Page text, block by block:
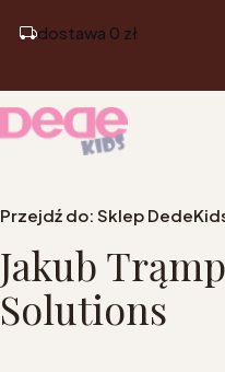
dostawa 0 zł
Przejdź do: Sklep DedeKids.pl - Meble dziecięce i
Jakub
Solutions